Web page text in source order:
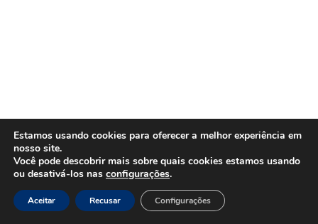
Estamos usando cookies para oferecer a melhor experiência em
nosso site.
Você pode descobrir mais sobre quais cookies estamos usando
ou desativá-los nas configurações.
Aceitar Recusar Configurações